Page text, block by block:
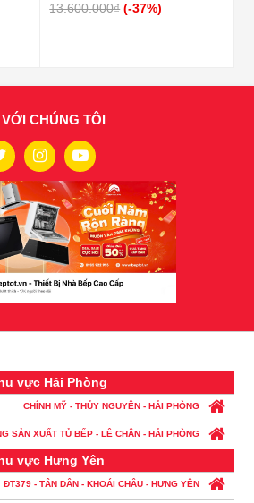
13.600.000₫ (-37%)
CHÚNG TÔI
vực Hải Phòng
CHÍNH MỸ - THỦY NGUYÊN - HẢI PHÒNG
SẢN XUẤT TỦ BẾP - LÊ CHÂN - HẢI PHÒNG
vực Hưng Yên
ĐT379 - TÂN DÂN - KHOÁI CHÂU - HƯNG YÊN